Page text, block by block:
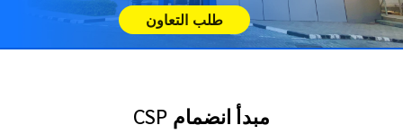
طلب التعاون
مبدأ انضمام CSP